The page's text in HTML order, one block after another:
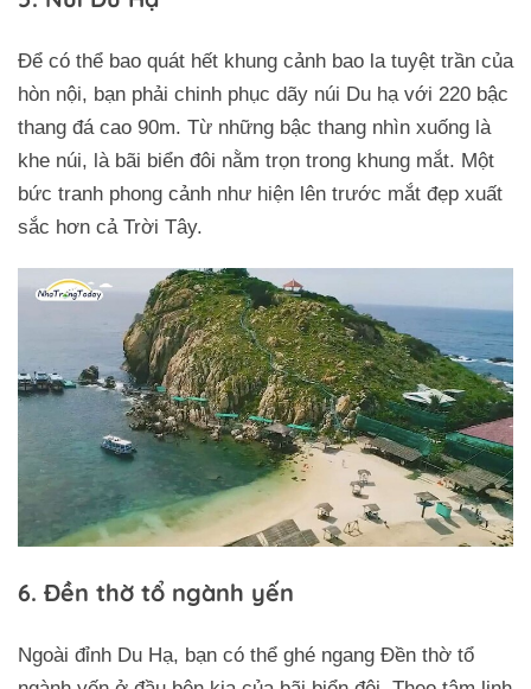
Để có thể bao quát hết khung cảnh bao la tuyệt trần của
hòn nội, bạn phải chinh phục dãy núi Du hạ với 220 bậc
thang đá cao 90m. Từ những bậc thang nhìn xuống là
khe núi, là bãi biển đôi nằm trọn trong khung mắt. Một
bức tranh phong cảnh như hiện lên trước mắt đẹp xuất
sắc hơn cả Trời Tây.
6. Đền thờ tổ ngành yến
Ngoài đỉnh Du Hạ, bạn có thể ghé ngang Đền thờ tổ
Trở về trang trước đó